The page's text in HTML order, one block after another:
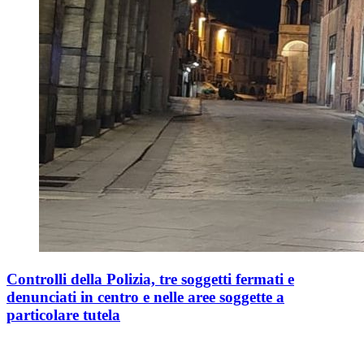
Controlli della Polizia, tre soggetti fermati e
denunciati in centro e nelle aree soggette a
particolare tutela